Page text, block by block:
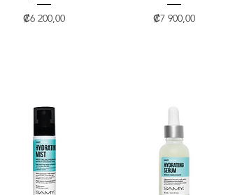
Precio
₡6 200,00 Precio
₡7 900,00